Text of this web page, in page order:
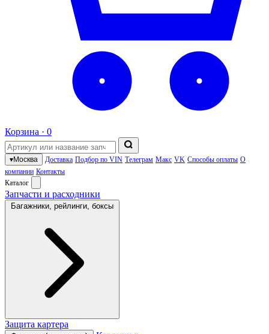
Корзина · 0
▾Москва Доставка Подбор по VIN Телеграм Макс VK Способы оплаты О
компании Контакты
Каталог
Запчасти и расходники
Багажники, рейлинги, боксы
Защита картера